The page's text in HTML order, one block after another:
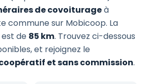
de covoiturageà
commune sur Mobicoop. La
de 85 km. Trouvez ci-dessous
et rejoignez le
et sans commission.